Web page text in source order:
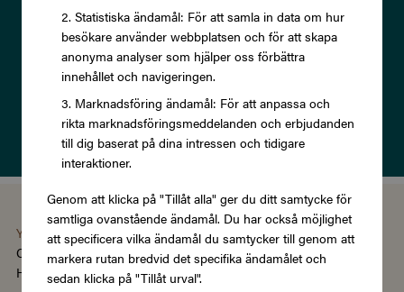
Statistiska ändamål: För att samla in data om hur
besökare använder webbplatsen och för att skapa
anonyma analyser som hjälper oss förbättra
innehållet och navigeringen.
Marknadsföring ändamål: För att anpassa och
rikta marknadsföringsmeddelanden och erbjudanden
till dig baserat på dina intressen och tidigare
interaktioner.
Genom att klicka på "Tillåt alla" ger du ditt samtycke för
samtliga ovanstående ändamål. Du har också möjlighet
att specificera vilka ändamål du samtycker till genom att
markera rutan bredvid det specifika ändamålet och
sedan klicka på "Tillåt urval".
Prenumerera
Läs om vårIntegritetspolicy
You're using the Swedish version of Zupergift
Change language/region
Hantera cookies
Köpvillkor |